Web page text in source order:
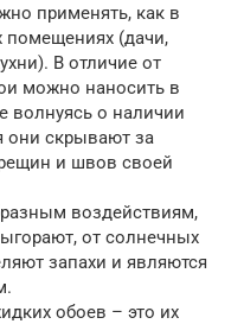
применять, как в
помещениях (дачи,
В отличие от
можно наносить в
волнуясь о наличии
они скрывают за
и швов своей
воздействиям,
от солнечных
запахи и являются
обоев – это их